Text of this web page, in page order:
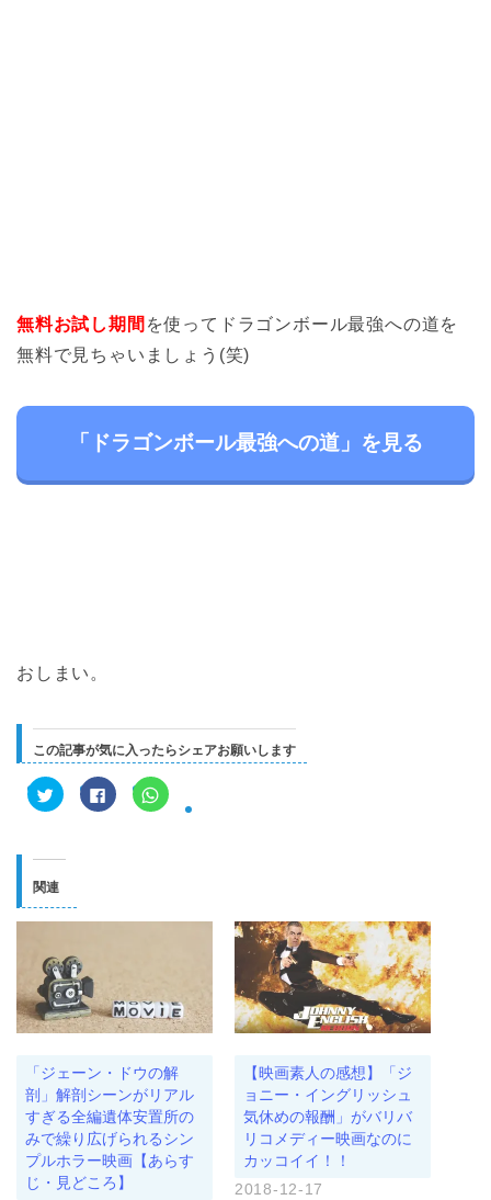
無料お試し期間 を使ってドラゴンボール最強への道を
無料で見ちゃいましょう(笑)
「ドラゴンボール最強への道」を見る
おしまい。
この記事が気に入ったらシェアお願いします
ク
リ
て
w
i
t
t
で
共
有
(
新
し
ィ
ン
ド
ウ
で
開
き
ま
す
)
F
a
有
リ
ッ
ク
だ
さ
い
(
新
し
い
ウ
ィ
ク
リ
s
有
(
新
ウ
ィ
ン
ド
ウ
で
開
き
ま
関連
「ジェーン・ドウの解
剖」解剖シーンがリアル
すぎる全編遺体安置所の
みで繰り広げられるシン
プルホラー映画【あらす
じ・見どころ】
【映画素人の感想】「ジ
ョニー・イングリッシュ
気休めの報酬」がバリバ
リコメディー映画なのに
カッコイイ！！
2018-12-17